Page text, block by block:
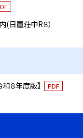
(日置荘中R８）
８年度版】 PDF